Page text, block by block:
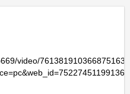
video/